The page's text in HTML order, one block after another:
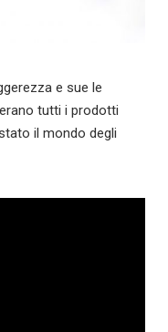
e sue le
tutti i prodotti
il mondo degli